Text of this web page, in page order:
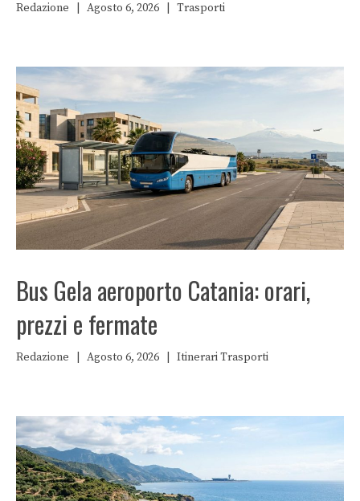
Redazione Agosto 6, 2026 Trasporti
Bus Gela aeroporto Catania: orari,
prezzi e fermate
Redazione Agosto 6, 2026 ItinerariTrasporti